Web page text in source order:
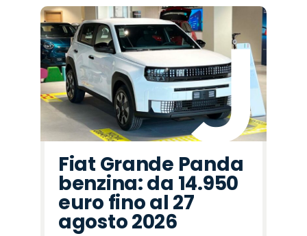
Fiat Grande Panda
benzina: da 14.950
euro fino al 27
agosto 2026